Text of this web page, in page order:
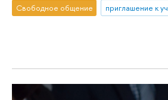
Свободное общение приглашение к